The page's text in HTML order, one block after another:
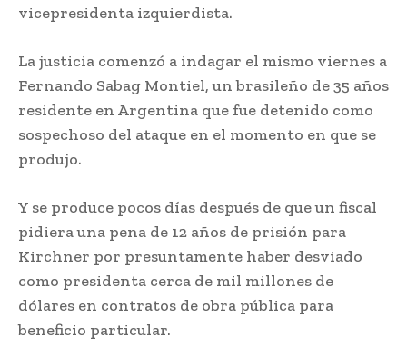
vicepresidenta izquierdista.
La justicia comenzó a indagar el mismo viernes a
Fernando Sabag Montiel, un brasileño de 35 años
residente en Argentina que fue detenido como
sospechoso del ataque en el momento en que se
produjo.
Y se produce pocos días después de que un fiscal
pidiera una pena de 12 años de prisión para
Kirchner por presuntamente haber desviado
como presidenta cerca de mil millones de
dólares en contratos de obra pública para
beneficio particular.